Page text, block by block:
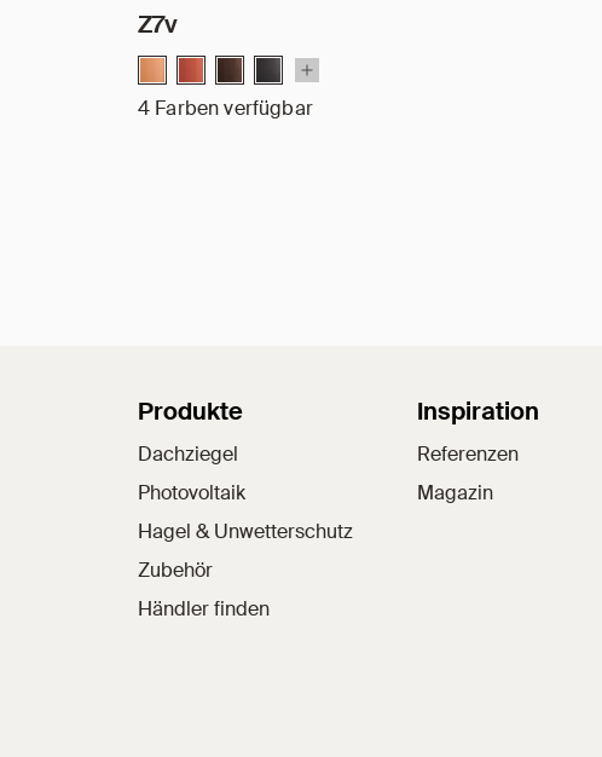
Z7v
4 Farben verfügbar
Sitemap
Produkte
Dachziegel
Photovoltaik
Hagel & Unwetterschutz
Zubehör
Händler finden
Inspiration
Referenzen
Magazin